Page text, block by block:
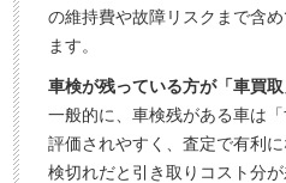
の維持費や故障リスクまで含
ます。
車検が残っている方が「車買
一般的に、車検残がある車は
評価されやすく、査定で有利
検切れだと引き取りコスト分